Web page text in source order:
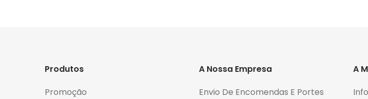
Produtos
Promoção
A Nossa Empresa
Envio De Encomendas E Portes
A